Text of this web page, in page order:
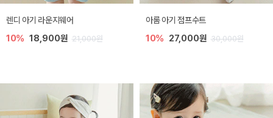
렌디 아기 라운지웨어
10% 18,900원 21,000원
아롬 아기 점프수트
10% 27,000원 30,000원